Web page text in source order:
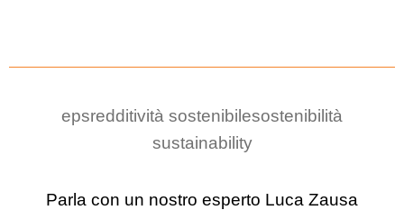
epsredditività sostenibilesostenibilità
sustainability
Parla con un nostro esperto Luca Zausa